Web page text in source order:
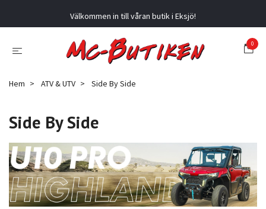
Välkommen in till våran butik i Eksjö!
0
Hem ATV & UTV Side By Side
Side By Side